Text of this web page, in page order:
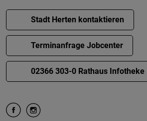
Stadt Herten kontaktieren
Terminanfrage Jobcenter
02366 303-0 Rathaus Infotheke